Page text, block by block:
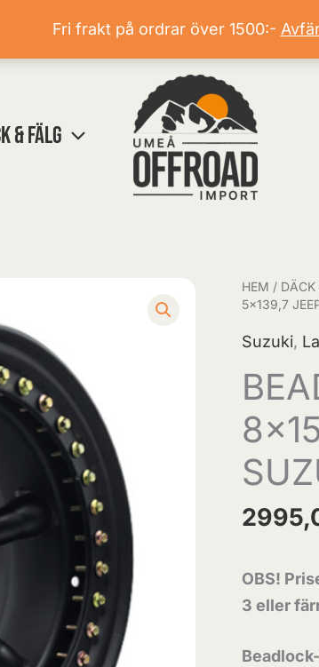
Fri frakt på ordrar över 1500:-
& FÄLG
HEM / DÄCK
5×139,7
Suzuki,
OBS!
3 eller
TRACROCK
8x15
ET-
35
5x139,7
CJ,
NIVA,
mängd